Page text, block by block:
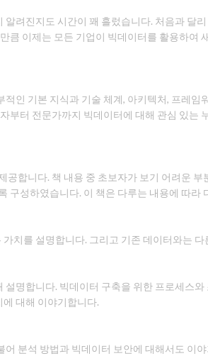
려진지도 시간이 꽤 흘렀습니다. 처음과 달
큼 이제는 모든 기업이 빅데이터를 활용하여
인 기본 지식과 기술 체계, 아키텍처, 프레
부터 전문가까지 빅데이터에 대해 관심 있는
합니다. 책 내용 중 초보자가 보기 어려운
구성하였습니다. 이 책은 다루는 내용에 따라
치를 설명합니다. 그리고 기존 데이터와는
명합니다. 빅데이터 구축을 위한 프로세스
대해 이야기합니다.
분석 방법과 빅데이터 보안에 대해서도 이